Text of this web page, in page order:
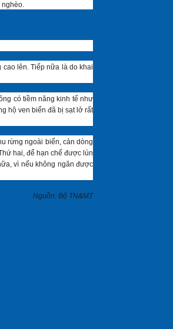
nghèo.
lên. Tiếp nữa là do khai
có tiềm năng kinh tế như
hộ ven biển đã bị sạt lở rất
rừng ngoài biển, cản dòng
hai, để hạn chế được lún
vì nếu không ngăn được
Nguồn: Bộ TN&MT